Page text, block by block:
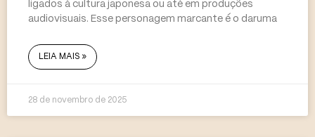
ligados à cultura japonesa ou até em produções
audiovisuais. Esse personagem marcante é o daruma
LEIA MAIS »
28 de novembro de 2025